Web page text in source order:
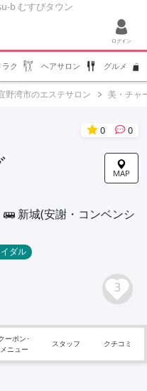
b むすびタウン
ログイン
ラク ヘアサロン グルメ
野湾市のエステサロン 美・チャ
0 0
MAP
新城(安謝・コンベンシ
ダル
3
ーポン･
メニュー
スタッフ クチコミ